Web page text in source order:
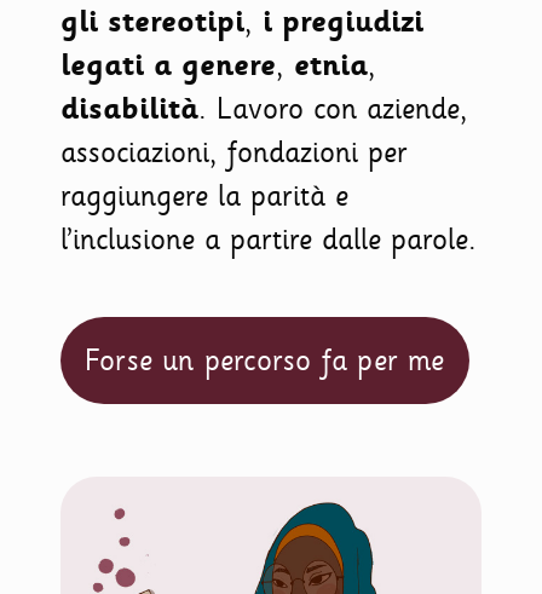
gli stereotipi, i pregiudizi
legati a genere, etnia,
disabilità. Lavoro con aziende,
associazioni, fondazioni per
raggiungere la parità e
l’inclusione a partire dalle parole.
Forse un percorso fa per me